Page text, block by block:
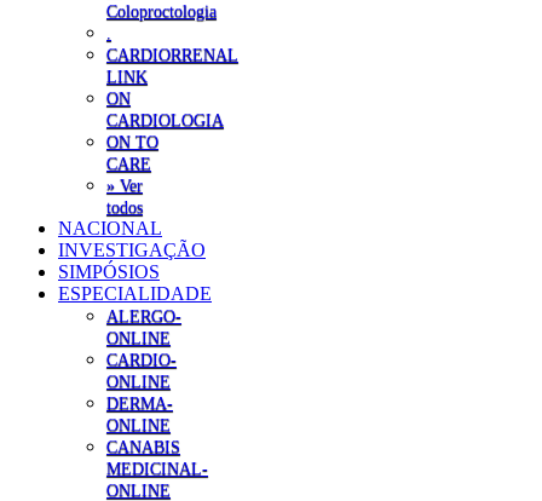
Coloproctologia
CARDIORRENAL
LINK
ON
CARDIOLOGIA
ON TO
CARE
» Ver
todos
NACIONAL
INVESTIGAÇÃO
SIMPÓSIOS
ESPECIALIDADE
ALERGO-
ONLINE
CARDIO-
ONLINE
DERMA-
ONLINE
CANABIS
MEDICINAL-
ONLINE